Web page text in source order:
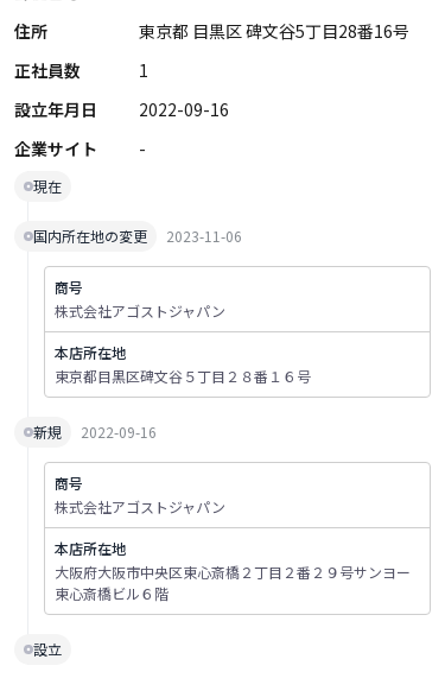
住所
東京都 目黒区 碑文谷5丁目28番16号
正社員数
1
設立年月日
2022-09-16
企業サイト
-
現在
国内所在地の変更 2023-11-06
商号
株式会社アゴストジャパン
本店所在地
東京都目黒区碑文谷５丁目２８番１６号
新規 2022-09-16
商号
株式会社アゴストジャパン
本店所在地
大阪府大阪市中央区東心斎橋２丁目２番２９号サンヨー
東心斎橋ビル６階
設立